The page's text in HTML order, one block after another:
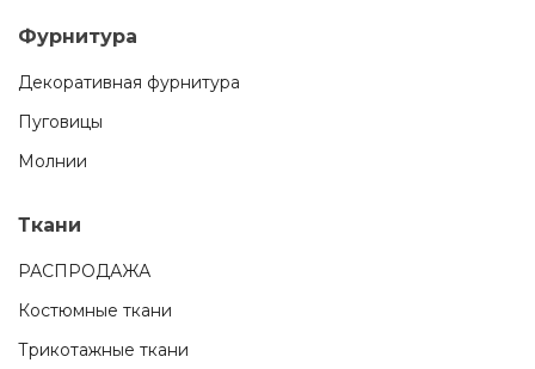
Фурнитура
Декоративная фурнитура
Пуговицы
Молнии
Ткани
РАСПРОДАЖА
Костюмные ткани
Трикотажные ткани